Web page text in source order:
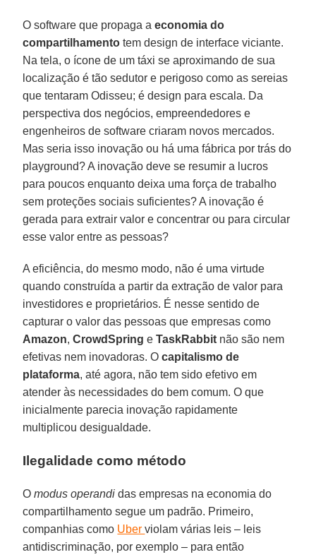
O software que propaga aeconomia do
compartilhamento tem design de interface viciante.
Na tela, o ícone de um táxi se aproximando de sua
localização é tão sedutor e perigoso como as sereias
que tentaram Odisseu; é design para escala. Da
perspectiva dos negócios, empreendedores e
engenheiros de software criaram novos mercados.
Mas seria isso inovação ou há uma fábrica por trás do
playground? A inovação deve se resumir a lucros
para poucos enquanto deixa uma força de trabalho
sem proteções sociais suficientes? A inovação é
gerada para extrair valor e concentrar ou para circular
esse valor entre as pessoas?
A eficiência, do mesmo modo, não é uma virtude
quando construída a partir da extração de valor para
investidores e proprietários. É nesse sentido de
capturar o valor das pessoas que empresas como
Amazon,CrowdSpring eTaskRabbit não são nem
efetivas nem inovadoras. Ocapitalismo de
plataforma, até agora, não tem sido efetivo em
atender às necessidades do bem comum. O que
inicialmente parecia inovação rapidamente
multiplicou desigualdade.
Ilegalidade como método
O modus operandi das empresas na economia do
compartilhamento segue um padrão. Primeiro,
companhias como Uberviolam várias leis – leis
antidiscriminação, por exemplo – para então